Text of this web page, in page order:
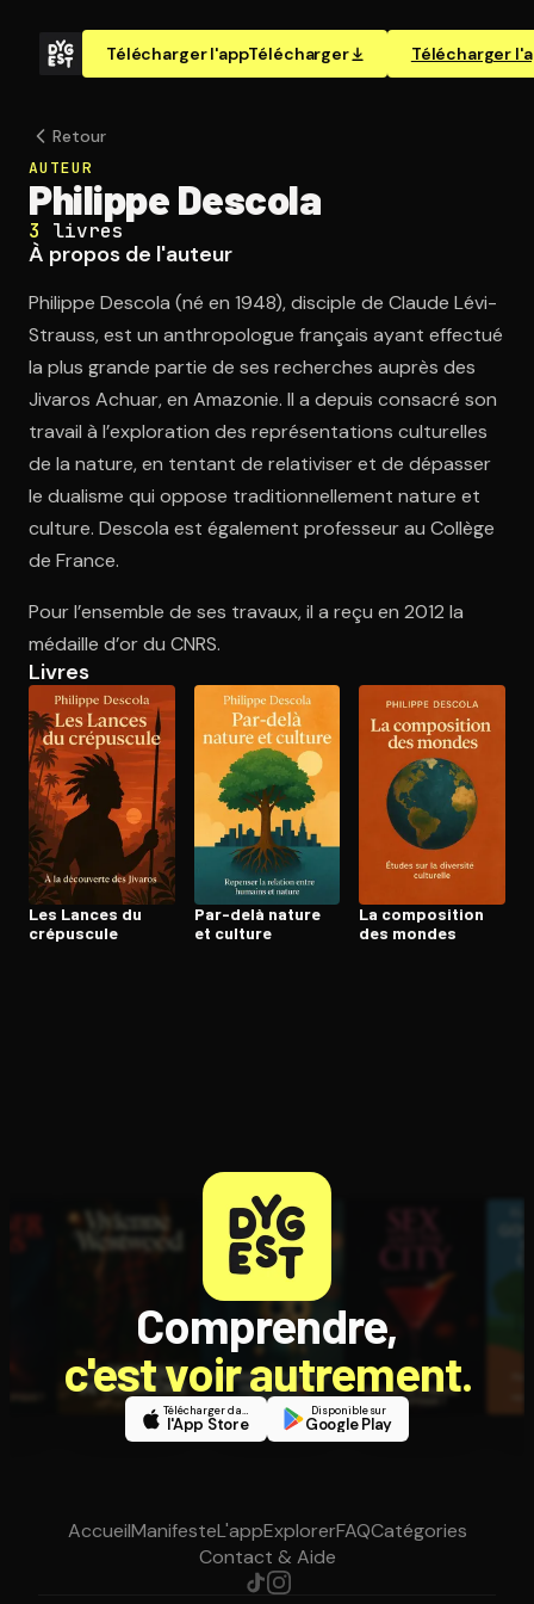
Télécharger l'appTélécharger Télécharger
Ouvre l'app Appareil photo, pointe sur le code. C'est gratuit à
Retour
AUTEUR
Philippe Descola
3 livres
À propos de l'auteur
Philippe Descola (né en 1948), disciple de Claude Lévi-
Strauss, est un anthropologue français ayant effectué
la plus grande partie de ses recherches auprès des
Jivaros Achuar, en Amazonie. Il a depuis consacré son
travail à l’exploration des représentations culturelles
de la nature, en tentant de relativiser et de dépasser
le dualisme qui oppose traditionnellement nature et
culture. Descola est également professeur au Collège
de France.
Pour l’ensemble de ses travaux, il a reçu en 2012 la
médaille d’or du CNRS.
Livres
Les Lances du
crépuscule
Par-delà nature
et culture
La composition
des mondes
Comprendre,
c'est voir autrement.
Télécharger dans
l'App Store
Disponible sur
Google Play
AccueilManifesteL'appExplorerFAQCatégories
Contact & Aide